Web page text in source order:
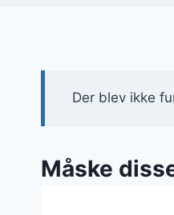
Der blev ikke
Måske